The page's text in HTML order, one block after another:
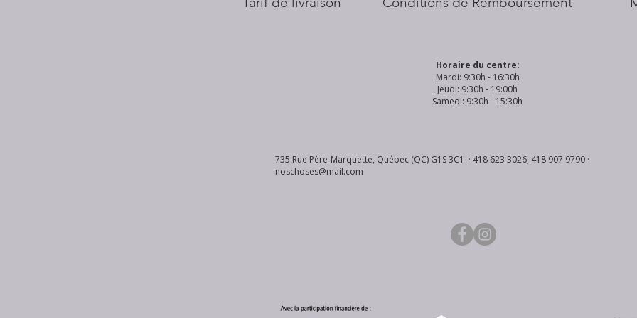
Horaire du centre:
Mardi: 9:30h - 16:30h
Jeudi: 9:30h - 19:00h
Samedi: 9:30h - 15:30h
735 Rue Père-Marquette, Québec (QC) G1S 3C1 · 418 623 3026, 418 907 9790 ·
noschoses@mail.com